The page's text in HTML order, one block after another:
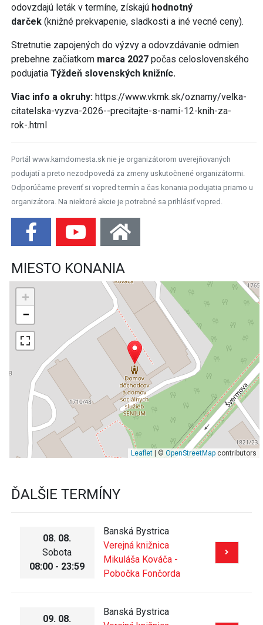
odovzdajú leták v termíne, získajú hodnotný
darček (knižné prekvapenie, sladkosti a iné vecné ceny).
Stretnutie zapojených do výzvy a odovzdávanie odmien
prebehne začiatkom marca 2027 počas celoslovenského
podujatia Týždeň slovenských knižníc.
Viac info a okruhy: https://www.vkmk.sk/oznamy/velka-
citatelska-vyzva-2026--precitajte-s-nami-12-knih-za-
rok-.html
Portál www.kamdomesta.sk nie je organizátorom uverejňovaných
podujatí a preto nezodpovedá za zmeny uskutočnené organizátormi.
Odporúčame preveriť si vopred termín a čas konania podujatia priamo u
organizátora. Na niektoré akcie je potrebné sa prihlásiť vopred.
MIESTO KONANIA
+
−
Leaflet| © OpenStreetMapcontributors
ĎALŠIE TERMÍNY
08. 08.
Sobota
08:00 - 23:59
Banská Bystrica
Verejná knižnica
Mikuláša Kováča -
Pobočka Fončorda
09. 08.
Banská Bystrica